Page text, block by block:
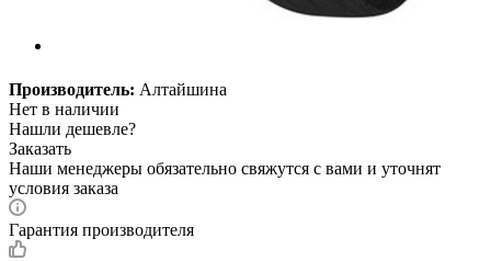
Производитель: Алтайшина
Нет в наличии
Нашли дешевле?
Заказать
Наши менеджеры обязательно свяжутся с вами и уточнят
условия заказа
Гарантия производителя